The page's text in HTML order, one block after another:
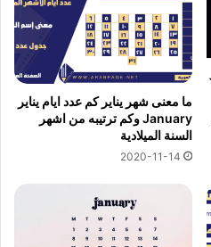
ما معنى شهر يناير كم عدد ايام يناير
January وكم ترتيبه من اشهر
السنة الميلادية
2020-11-14